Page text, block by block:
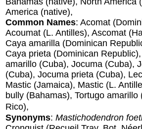
America (native),
Common Names: Acomat
Acoumat (L. Antilles), Ascomat
Caya amarilla (Dominican
Caya prieta (Dominican
amarillo (Cuba), Jocuma (Cuba),
(Cuba), Jocuma prieta (Cuba),
Mastic (Jamaica), Mastic (L.
bully (Bahamas), Tortugo
Rico),
Synonyms: Mastichodendron